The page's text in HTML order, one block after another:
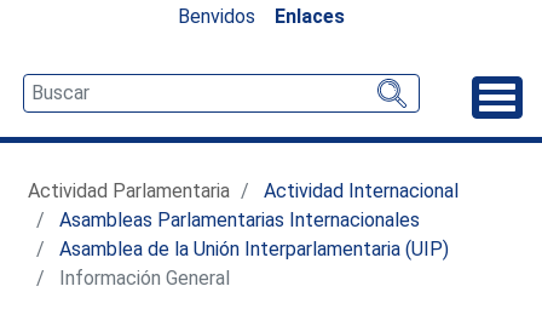
Benvidos
Enlaces
Actividad Parlamentaria
Actividad Internacional
Asambleas Parlamentarias Internacionales
Asamblea de la Unión Interparlamentaria (UIP)
Información General